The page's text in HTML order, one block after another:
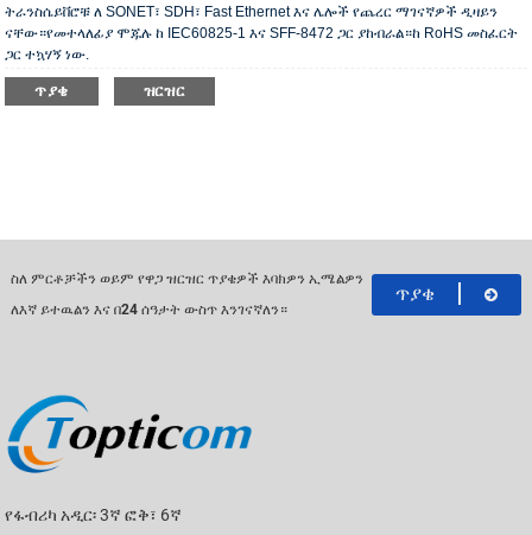
ትራንስሴይቨሮቹ ለ SONET፣ SDH፣ Fast Ethernet እና ሌሎች የጨረር ማገናኛዎች ዲዛይን
ናቸው።የመተላለፊያ ሞጁሉ ከ IEC60825-1 እና SFF-8472 ጋር ያከብራል።ከ RoHS መስፈርት
ጋር ተኳሃኝ ነው.
ጥያቄ ዝርዝር
ስለ ምርቶቻችን ወይም የዋጋ ዝርዝር ጥያቄዎች እባክዎን ኢሜልዎን
ለእኛ ይተዉልን እና በ24 ሰዓታት ውስጥ እንገናኛለን።
ጥያቄ
የፋብሪካ አዲር፡ 3ኛ ፎቅ፣ 6ኛ